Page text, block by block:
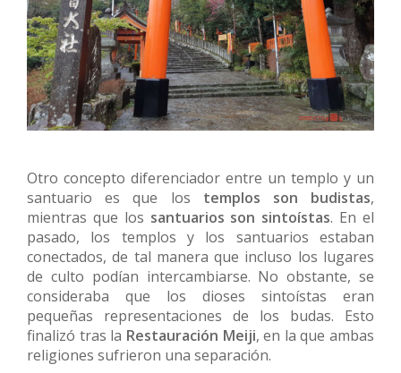
Otro concepto diferenciador entre un templo y un
santuario es que los templos son budistas,
mientras que los santuarios son sintoístas. En el
pasado, los templos y los santuarios estaban
conectados, de tal manera que incluso los lugares
de culto podían intercambiarse. No obstante, se
consideraba que los dioses sintoístas eran
pequeñas representaciones de los budas. Esto
finalizó tras la Restauración Meiji, en la que ambas
religiones sufrieron una separación.